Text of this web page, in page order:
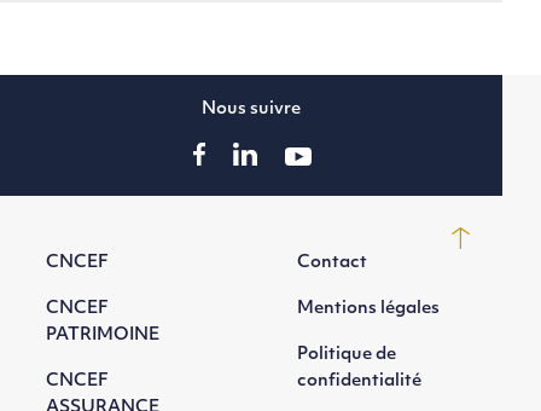
CNCEF
CNCEF
PATRIMOINE
CNCEF
Contact
Mentions légales
Politique de
confidentialité
Nous suivre